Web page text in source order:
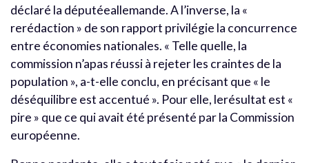
déclaré la députéeallemande. A l’inverse, la «
rerédaction » de son rapport privilégie la concurrence
entre économies nationales. « Telle quelle, la
commission n’apas réussi à rejeter les craintes de la
population », a-t-elle conclu, en précisant que « le
déséquilibre est accentué ». Pour elle, lerésultat est «
pire » que ce qui avait été présenté par la Commission
européenne.